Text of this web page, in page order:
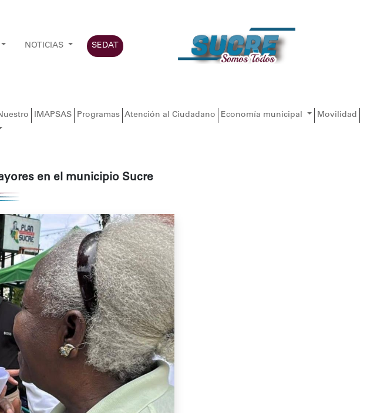
NOTICIAS SEDAT
IMAPSAS Programas Atención al Ciudadano Economía municipal
Movilidad
en el municipio Sucre